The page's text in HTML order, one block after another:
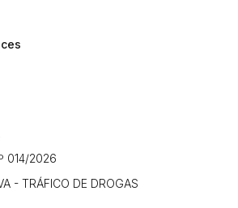
014/2026
- TRÁFICO DE DROGAS
Propostas
efetuar lances ou